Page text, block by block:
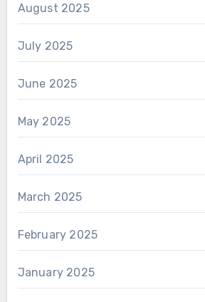
August 2025
July 2025
June 2025
May 2025
April 2025
March 2025
February 2025
January 2025